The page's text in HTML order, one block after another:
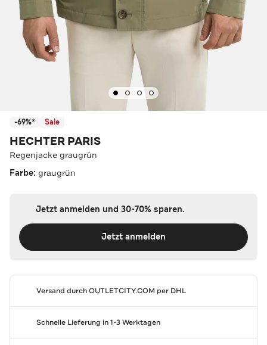
-69%* Sale
HECHTER PARIS
Regenjacke graugrün
Farbe: graugrün
Jetzt anmelden und 30-70% sparen.
Jetzt anmelden
Versand durchOUTLETCITY.COM per DHL
Schnelle Lieferung in 1-3 Werktagen